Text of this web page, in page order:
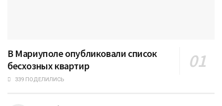
В Мариуполе опубликовали список
бесхозных квартир
339 ПОДЕЛИЛИСЬ